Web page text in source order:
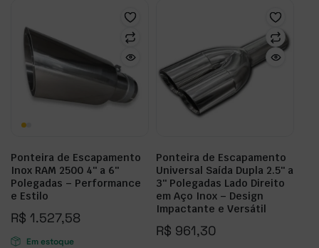
Ponteira de Escapamento
Inox RAM 2500 4″ a 6″
Polegadas – Performance
e Estilo
R$ 1.527,58
Em estoque
Ponteira de Escapamento
Universal Saída Dupla 2.5″ a
3″ Polegadas Lado Direito
em Aço Inox – Design
Impactante e Versátil
R$ 961,30